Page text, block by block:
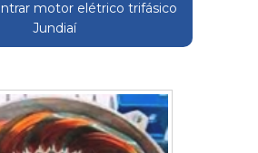
motor elétrico trifásico
Jundiaí